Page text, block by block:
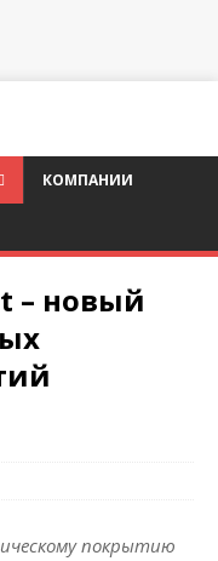
КОМПАНИИ
– новый
покрытию